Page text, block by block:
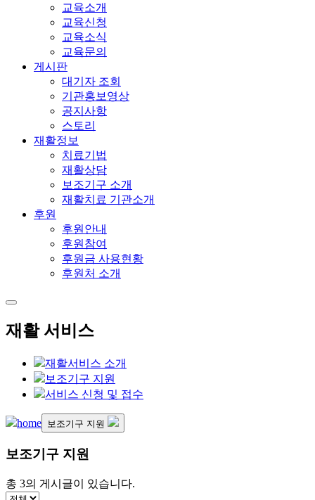
교육소개
교육신청
교육소식
교육문의
게시판
대기자 조회
기관홍보영상
공지사항
스토리
재활정보
치료기법
재활상담
보조기구 소개
재활치료 기관소개
후원
후원안내
후원참여
후원금 사용현황
후원처 소개
재활 서비스
재활서비스 소개
보조기구 지원
서비스 신청 및 접수
home 보조기구 지원
보조기구 지원
총 3의 게시글이 있습니다.